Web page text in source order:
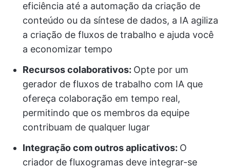
eficiência até a automação da criação de
conteúdo ou da síntese de dados, a IA agiliza
a criação de fluxos de trabalho e ajuda você
a economizar tempo
Recursos colaborativos: Opte por um
gerador de fluxos de trabalho com IA que
ofereça colaboração em tempo real,
permitindo que os membros da equipe
contribuam de qualquer lugar
Integração com outros aplicativos: O
criador de fluxogramas deve integrar-se